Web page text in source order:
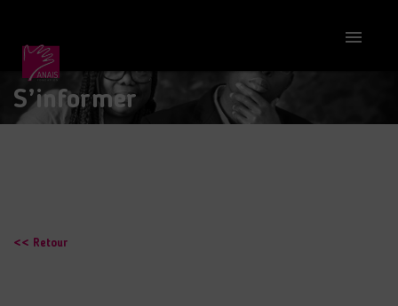

S’informer
<< Retour